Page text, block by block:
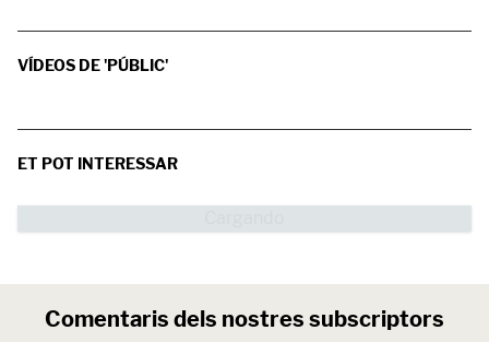
VÍDEOS DE 'PÚBLIC'
ET POT INTERESSAR
Comentaris dels nostres subscriptors